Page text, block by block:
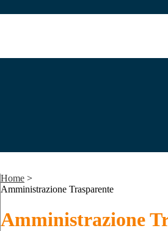
Home >
Amministrazione Trasparente
Amministrazione